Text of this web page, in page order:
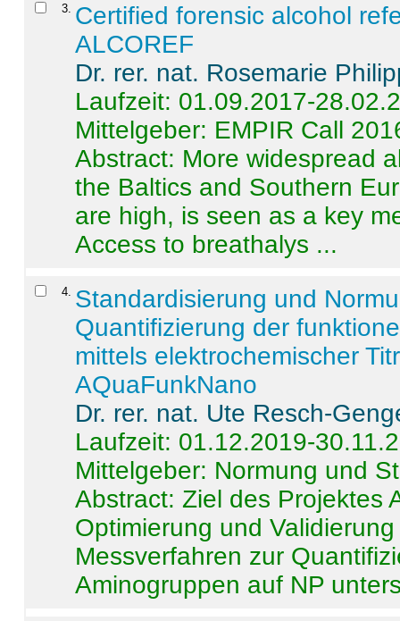
3 Certified forensic alcohol
ALCOREF
Dr. rer. nat. Rosemarie
Laufzeit: 01.09.2017-
Mittelgeber: EMPIR Call
Abstract: More widespread
the Baltics and Southern
are high, is seen as a key
Access to breathalys ...
4 Standardisierung und
Quantifizierung der
mittels elektrochemischer
AQuaFunkNano
Dr. rer. nat. Ute Resch-
Laufzeit: 01.12.2019-
Mittelgeber: Normung und
Abstract:Ziel des Projektes
Optimierung und
Messverfahren zur
Aminogruppen auf NP